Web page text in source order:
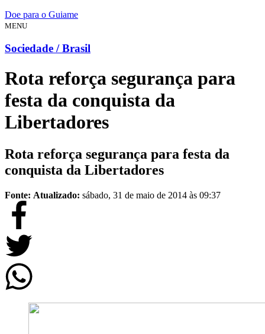
Doe para o Guiame
MENU
Sociedade / Brasil
Rota reforça segurança para
festa da conquista da
Libertadores
Rota reforça segurança para festa da
conquista da Libertadores
Fonte: Atualizado: sábado, 31 de maio de 2014 às 09:37